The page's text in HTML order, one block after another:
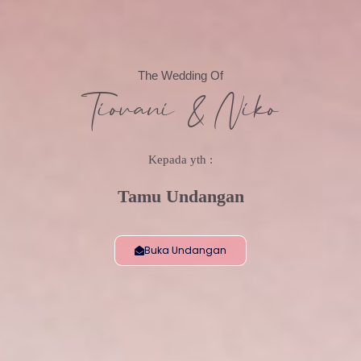
The Wedding Of
Tiovani & Niko
Kepada yth :
Tamu Undangan
Buka Undangan